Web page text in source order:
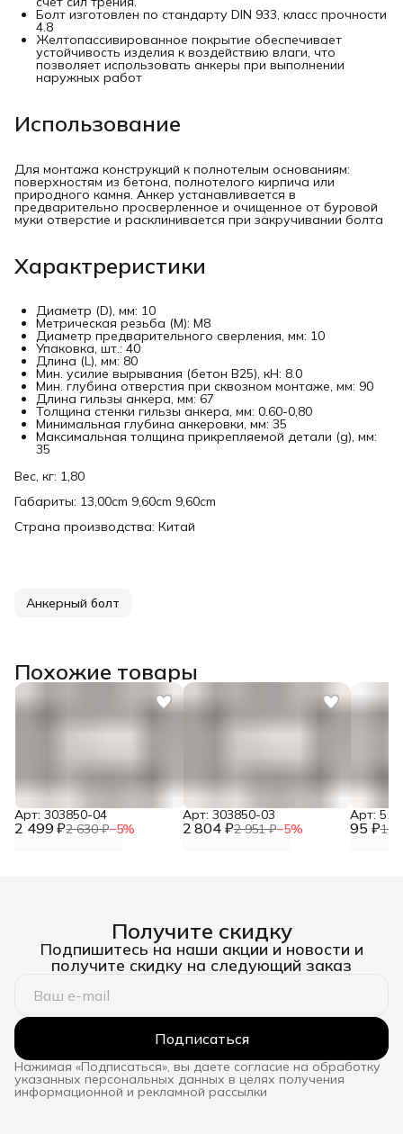
Болт изготовлен по стандарту DIN 933, класс прочности
4.8
Желтопассивированное покрытие обеспечивает
устойчивость изделия к воздействию влаги, что
позволяет использовать анкеры при выполнении
наружных работ
Использование
Для монтажа конструкций к полнотелым основаниям:
поверхностям из бетона, полнотелого кирпича или
природного камня. Анкер устанавливается в
предварительно просверленное и очищенное от буровой
муки отверстие и расклинивается при закручивании болта
Характреристики
Диаметр (D), мм: 10
Метрическая резьба (М): М8
Диаметр предварительного сверления, мм: 10
Упаковка, шт.: 40
Длина (L), мм: 80
Мин. усилие вырывания (бетон В25), кН: 8.0
Мин. глубина отверстия при сквозном монтаже, мм: 90
Длина гильзы анкера, мм: 67
Толщина стенки гильзы анкера, мм: 0.60-0,80
Минимальная глубина анкеровки, мм: 35
Максимальная толщина прикрепляемой детали (g), мм:
35
Вес, кг: 1,80
Габариты: 13,00cm 9,60cm 9,60cm
Страна производства: Китай
Анкерный болт
Похожие товары
2 499 ₽2 630 ₽−5%
Арт: 303850-04
2 804 ₽2 951 ₽−5%
Арт: 303850-03
95 ₽
Арт:
Получите скидку
Подпишитесь на наши акции и новости и
получите скидку на следующий заказ
Подписаться
Нажимая «Подписаться», вы даете согласие на обработку
указанных персональных данных в целях получения
информационной и рекламной рассылки